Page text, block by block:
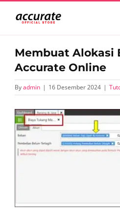
content
Membuat Alokasi
Accurate Online
Byadmin | 16 Desember 2024 |
View
Larger
Image